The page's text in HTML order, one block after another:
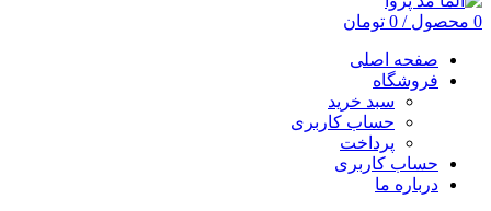
0 محصول /
0 تومان
صفحه اصلی
فروشگاه
سبد خرید
حساب کاربری
پرداخت
حساب کاربری
درباره ما